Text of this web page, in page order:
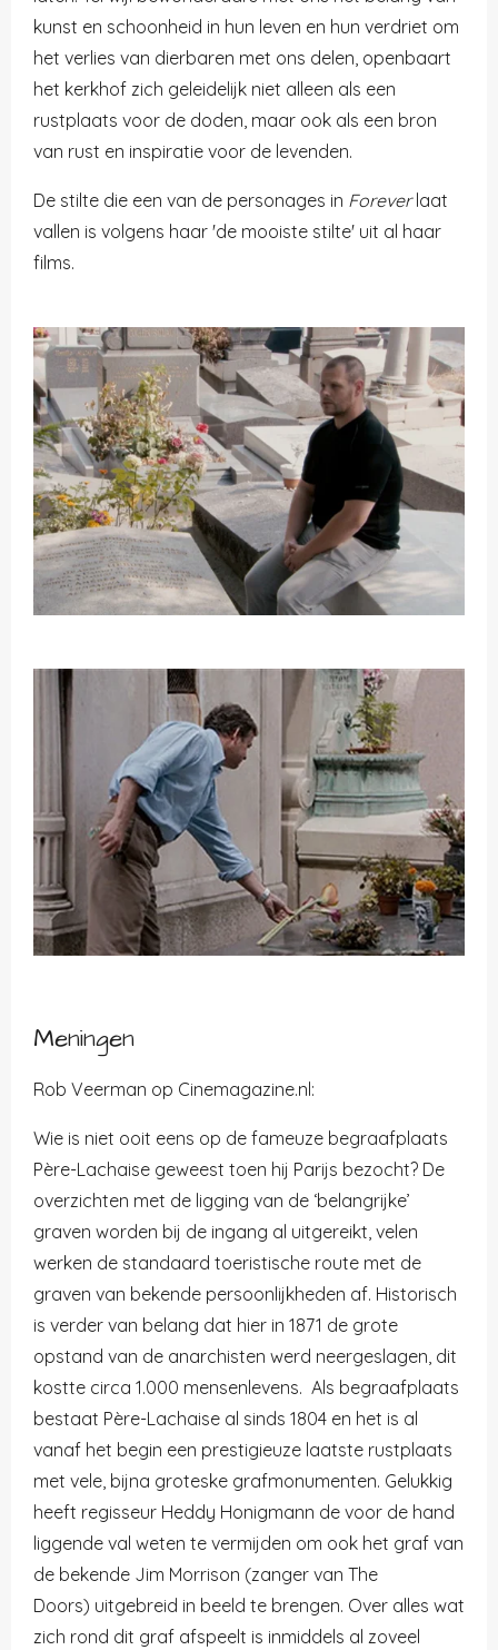
kunst en schoonheid in hun leven en hun verdriet om
het verlies van dierbaren met ons delen, openbaart
het kerkhof zich geleidelijk niet alleen als een
rustplaats voor de doden, maar ook als een bron
van rust en inspiratie voor de levenden.
De stilte die een van de personages in Foreverlaat
vallen is volgens haar 'de mooiste stilte' uit al haar
films.
Meningen
Rob Veerman op Cinemagazine.nl:
Wie is niet ooit eens op de fameuze begraafplaats
Père-Lachaise geweest toen hij Parijs bezocht? De
overzichten met de ligging van de ‘belangrijke’
graven worden bij de ingang al uitgereikt, velen
werken de standaard toeristische route met de
graven van bekende persoonlijkheden af. Historisch
is verder van belang dat hier in 1871 de grote
opstand van de anarchisten werd neergeslagen, dit
kostte circa 1.000 mensenlevens. Als begraafplaats
bestaat Père-Lachaise al sinds 1804 en het is al
vanaf het begin een prestigieuze laatste rustplaats
met vele, bijna groteske grafmonumenten. Gelukkig
heeft regisseur Heddy Honigmann de voor de hand
liggende val weten te vermijden om ook het graf van
de bekende Jim Morrison (zanger van The
Doors) uitgebreid in beeld te brengen. Over alles wat
zich rond dit graf afspeelt is inmiddels al zoveel